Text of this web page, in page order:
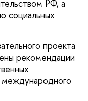
РФ, а
социальных
проекта
рекомендации